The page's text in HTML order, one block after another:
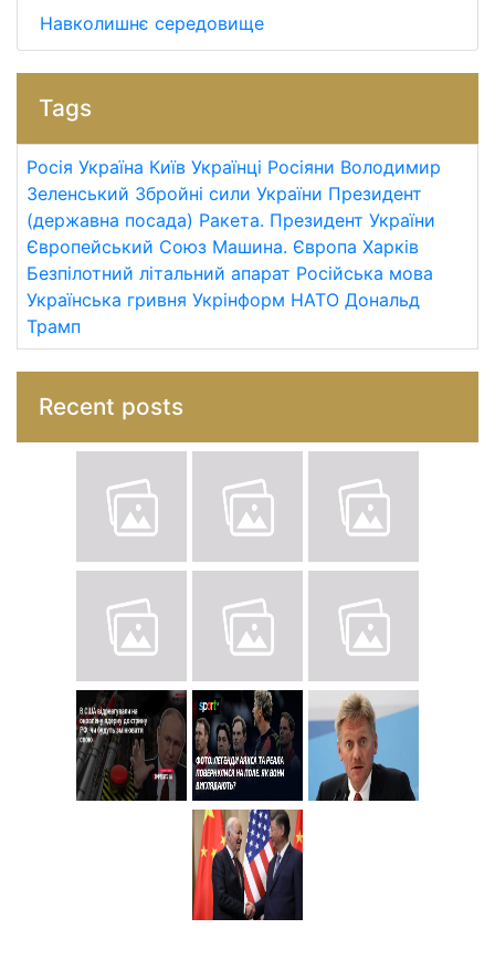
Навколишнє середовище
Tags
Росія Україна Київ Українці Росіяни Володимир
Зеленський Збройні сили України Президент
(державна посада) Ракета. Президент України
Європейський Союз Машина. Європа Харків
Безпілотний літальний апарат Російська мова
Українська гривня Укрінформ НАТО Дональд
Трамп
Recent posts